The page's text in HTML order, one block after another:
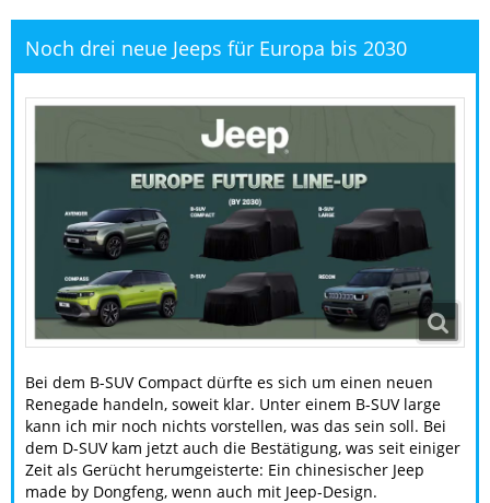
Noch drei neue Jeeps für Europa bis 2030
Bei dem B-SUV Compact dürfte es sich um einen neuen
Renegade handeln, soweit klar. Unter einem B-SUV large
kann ich mir noch nichts vorstellen, was das sein soll. Bei
dem D-SUV kam jetzt auch die Bestätigung, was seit einiger
Zeit als Gerücht herumgeisterte: Ein chinesischer Jeep
made by Dongfeng, wenn auch mit Jeep-Design.